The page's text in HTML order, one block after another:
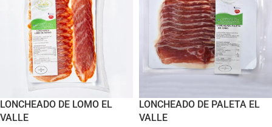
LONCHEADO DE LOMO EL
VALLE
LONCHEADO DE PALETA EL
VALLE